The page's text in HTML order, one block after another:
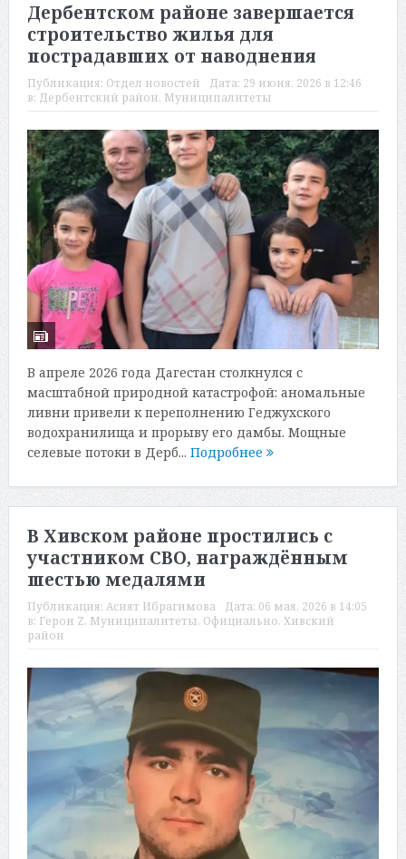
Дербентском районе завершается
строительство жилья для
пострадавших от наводнения
Публикация: Отдел новостей Дата: 29 июня, 2026 в 12:46
в: Дербентский район, Муниципалитеты
В апреле 2026 года Дагестан столкнулся с
масштабной природной катастрофой: аномальные
ливни привели к переполнению Геджухского
водохранилища и прорыву его дамбы. Мощные
селевые потоки в Дерб... Подробнее
В Хивском районе простились с
участником СВО, награждённым
шестью медалями
Публикация: Асият Ибрагимова Дата: 06 мая, 2026 в 14:05
в: Герои Z, Муниципалитеты, Официально, Хивский
район